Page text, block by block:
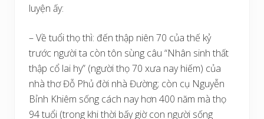
luyện ấy:
– Về tuổi thọ thì: đến thập niên 70 của thế kỷ
trước người ta còn tôn sùng câu “Nhân sinh thất
thập cổ lai hy” (người thọ 70 xưa nay hiếm) của
nhà thơ Đỗ Phủ đời nhà Đường; còn cụ Nguyễn
Bỉnh Khiêm sống cách nay hơn 400 năm mà thọ
94 tuổi (trong khi thời bấy giờ con người sống